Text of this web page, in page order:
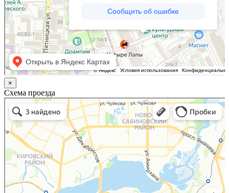
×
Схема проезда
Казань
Малый Татарский переулок, 8 на карте Москвы, ближайшее метро Новокузнецкая —
Яндекс.Карты